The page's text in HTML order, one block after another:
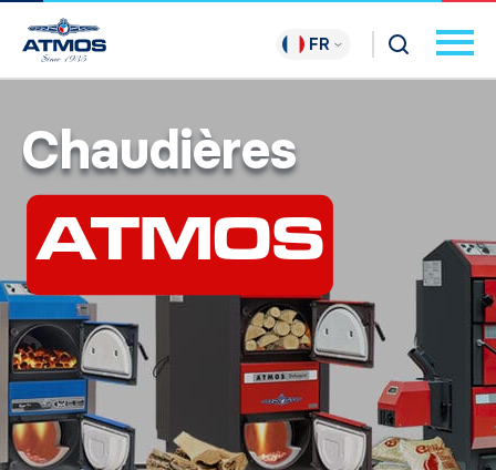
FR
Chaudières
ATMOS